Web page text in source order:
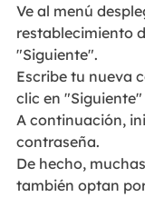
Ve al menú
restablecimiento
"Siguiente".
Escribe tu nueva
clic en
A continuación,
contraseña.
De hecho,
también optan